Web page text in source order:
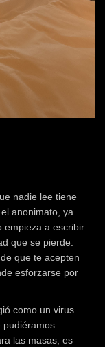
nadie lee tiene
anonimato, ya
empieza a escribir
que se pierde.
que te acepten
esforzarse por
como un virus.
pudiéramos
las masas, es